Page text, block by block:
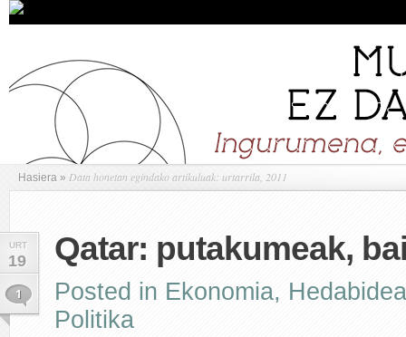
Hasiera » Data honetan egindako artikuluak: urtarrila, 2011
URT
19
1
Qatar: putakumeak,
Posted in Ekonomia,
Politika